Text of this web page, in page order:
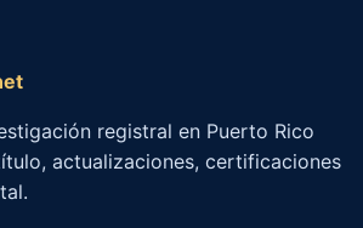
registral en Puerto Rico
actualizaciones, certificaciones